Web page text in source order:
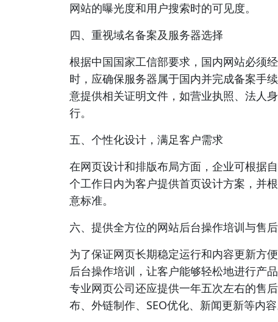
网站的曝光度和用户搜索时的可见度。
四、重视域名备案及服务器选择
根据中国国家工信部要求，国内网站必须
时，应确保服务器属于国内并完成备案手
意提供相关证明文件，如营业执照、法人
行。
五、个性化设计，满足客户需求
在网页设计和排版布局方面，企业可根据
个工作日内为客户提供首页设计方案，并
意标准。
六、提供全方位的网站后台操作培训与售
为了保证网页长期稳定运行和内容更新方
后台操作培训，让客户能够轻松地进行产
专业网页公司还应提供一年五次左右的售
布、外链制作、SEO优化、新闻更新等内容